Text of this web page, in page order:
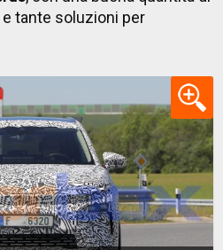
e tante soluzioni per